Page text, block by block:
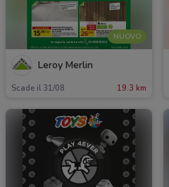
NUOVO
Leroy Merlin
Scade il 31/08 19.3 km